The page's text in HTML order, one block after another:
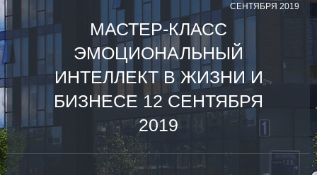
СЕНТЯБРЯ 2019
МАСТЕР-КЛАСС
ЭМОЦИОНАЛЬНЫЙ
ИНТЕЛЛЕКТ В ЖИЗНИ И
БИЗНЕСЕ 12 СЕНТЯБРЯ
2019